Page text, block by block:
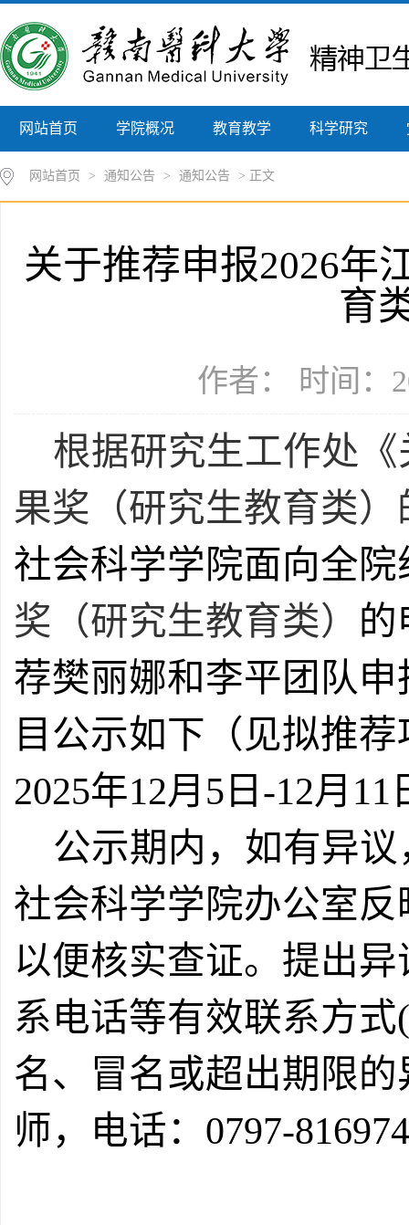
网站首页 学院概况 教育教学 科学研究
网站首页 > 通知公告 > 通知公告 > 正文
关于推荐申报2026年
育
作者： 时间：
根据研究生工作处
果奖（研究生教育类
社会科学学院面向全院
奖（研究生教育类） 的
荐樊丽娜和李平团队申
目公示如下（见拟推
2025年12月5日-12月11
公示期内，如有异
社会科学学院办公室反
以便核实查证。提出
系电话等有效联系方式(
名、冒名或超出期限
师，电话：0797-